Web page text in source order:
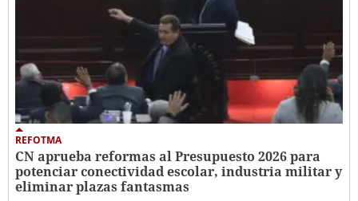
REFOTMA
CN aprueba reformas al Presupuesto 2026 para
potenciar conectividad escolar, industria militar y
eliminar plazas fantasmas